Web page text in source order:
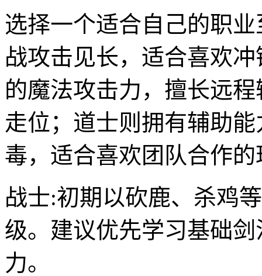
选择一个适合自己的职
战攻击见长，适合喜欢
的魔法攻击力，擅长远
走位；道士则拥有辅助
毒，适合喜欢团队合作的
战士:初期以砍鹿、杀鸡
级。建议优先学习基础
力。